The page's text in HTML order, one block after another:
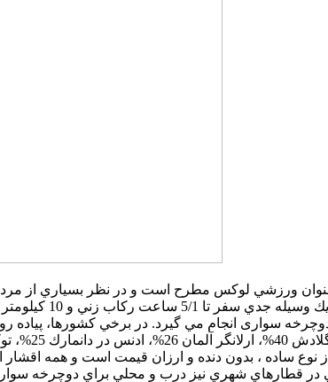
ورزشي لوکس مطرح است و در نظر بسياري از
سواری انجام مي گيرد. در برخي كشورها،
نوع ساده ، بدون دنده و ارزان قيمت است و همه
قطارهاي شهري نيز درب و محلي براي دوچرخه